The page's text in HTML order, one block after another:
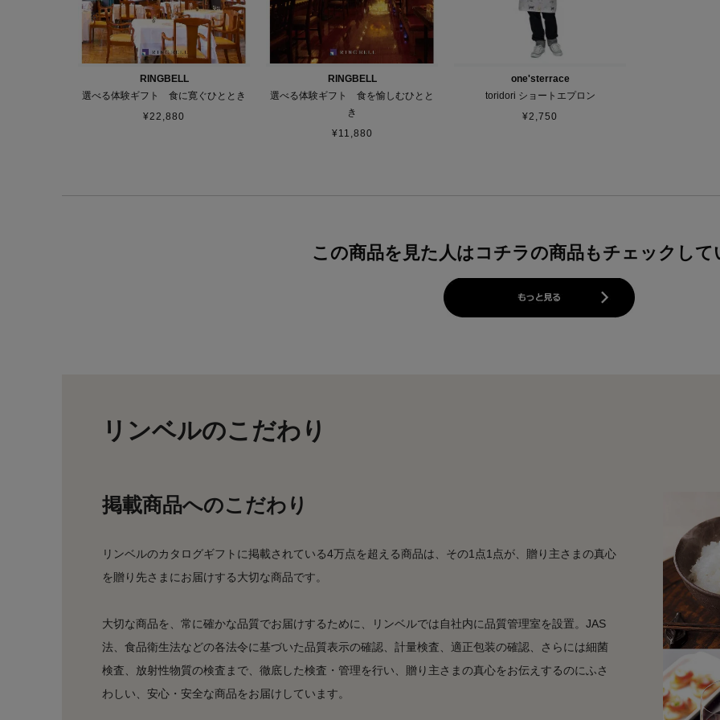
RINGBELL
選べる体験ギフト 食に寛ぐひととき
¥22,880
RINGBELL
選べる体験ギフト 食を愉しむひとと
き
¥11,880
one'sterrace
toridori ショートエプロン
¥2,750
この商品を見た人はコチラの商品もチェックして
リンベルのこだわり
掲載商品へのこだわり
リンベルのカタログギフトに掲載されている4万点を超える商品は、その1点1点が、贈り主さまの真心
を贈り先さまにお届けする大切な商品です。
大切な商品を、常に確かな品質でお届けするために、リンベルでは自社内に品質管理室を設置。JAS
法、食品衛生法などの各法令に基づいた品質表示の確認、計量検査、適正包装の確認、さらには細菌
検査、放射性物質の検査まで、徹底した検査・管理を行い、贈り主さまの真心をお伝えするのにふさ
わしい、安心・安全な商品をお届けしています。